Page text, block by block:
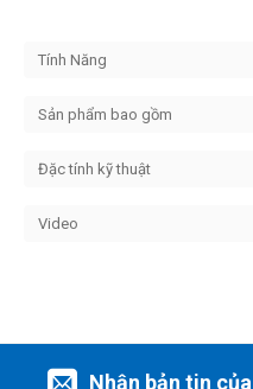
Tính Năng
Sản phẩm bao gồm
Đặc tính kỹ thuật
Video
Nhận bản tin